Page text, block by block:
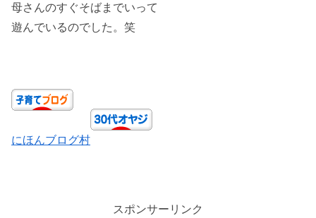
母さんのすぐそばまでいって
遊んでいるのでした。笑
にほんブログ村
スポンサーリンク